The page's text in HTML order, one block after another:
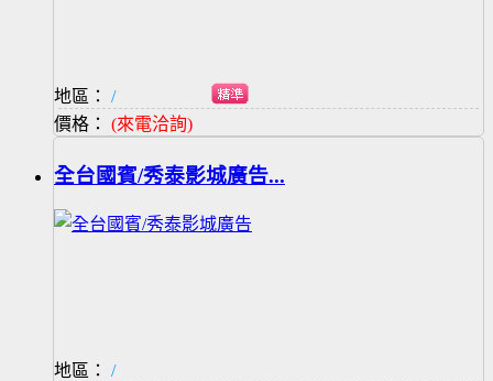
地區：
/
價格： (來電洽詢)
全台國賓/秀泰影城廣告...
地區：
/